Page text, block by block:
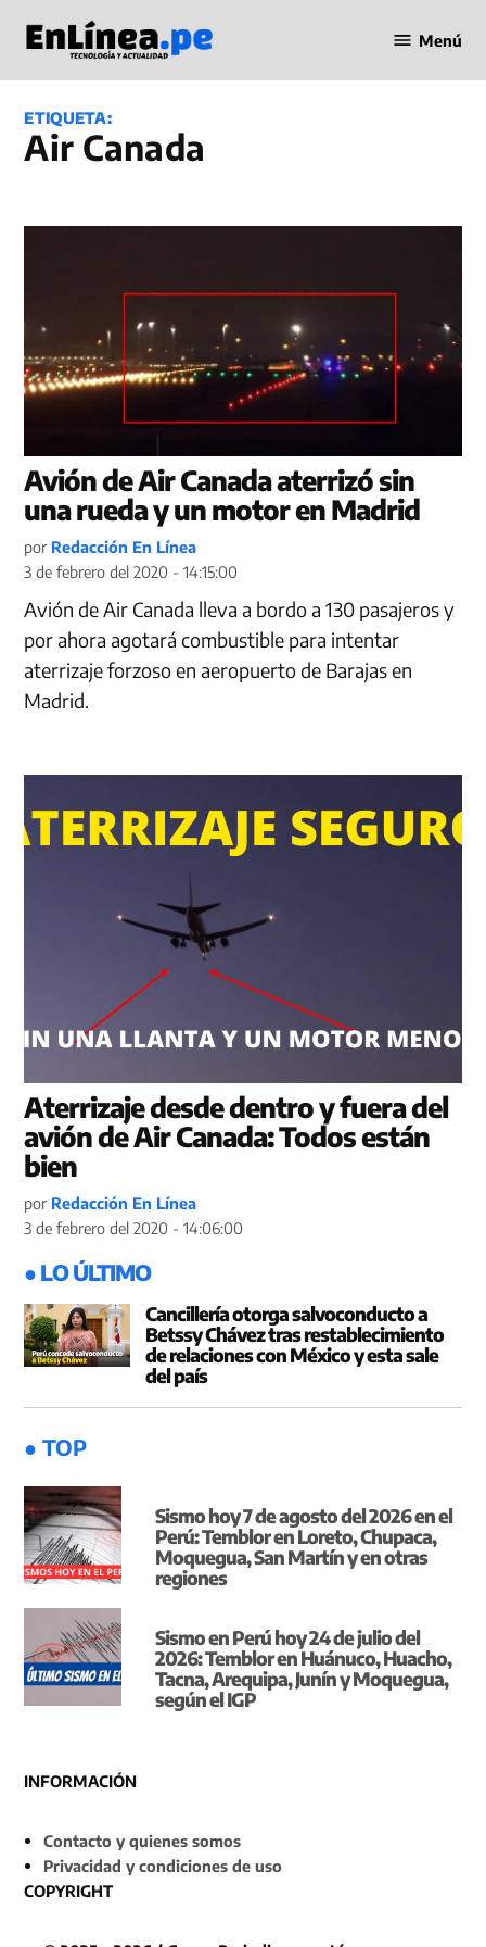
contenido
en Línea
Menú
ETIQUETA:
Air Canada
Avión de Air Canada aterrizó sin
una rueda y un motor en Madrid
por Redacción En Línea
3 de febrero del 2020 - 14:15:00
Avión de Air Canada lleva a bordo a 130 pasajeros y
por ahora agotará combustible para intentar
aterrizaje forzoso en aeropuerto de Barajas en
Madrid.
Aterrizaje desde dentro y fuera del
avión de Air Canada: Todos están
bien
por Redacción En Línea
3 de febrero del 2020 - 14:06:00
● LO ÚLTIMO
Cancillería otorga salvoconducto a
Betssy Chávez tras restablecimiento
de relaciones con México y esta sale
del país
● TOP
Sismo hoy 7 de agosto del 2026 en el
Perú: Temblor en Loreto, Chupaca,
Moquegua, San Martín y en otras
regiones
Sismo en Perú hoy 24 de julio del
2026: Temblor en Huánuco, Huacho,
Tacna, Arequipa, Junín y Moquegua,
según el IGP
INFORMACIÓN
Contacto y quienes somos
Privacidad y condiciones de uso
COPYRIGHT